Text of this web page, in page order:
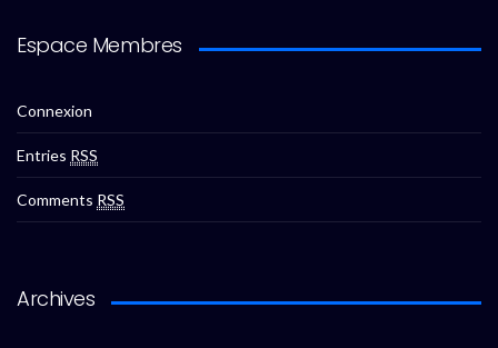
Espace Membres
Connexion
Entries RSS
Comments RSS
Archives